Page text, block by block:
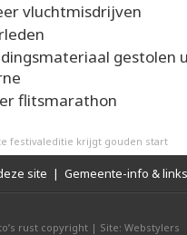
vluchtmisdrijven
gestolen
flitsmarathon
festivaleditie krijgt gouden start
site | Gemeente-info & links
rust copyright | Site: Webstylers